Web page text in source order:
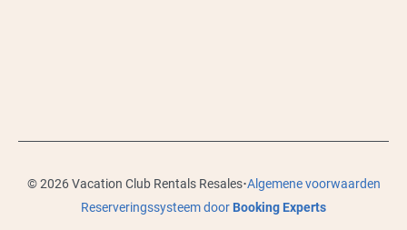
© 2026 Vacation Club Rentals Resales·Algemene voorwaarden
Reserveringssysteem door Booking Experts